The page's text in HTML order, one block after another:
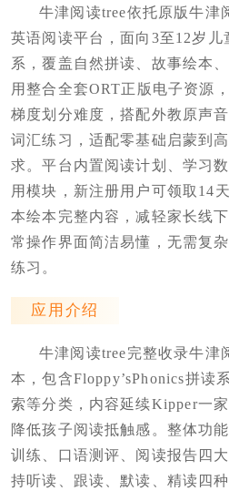
牛津阅读tree依托原版牛津
英语阅读平台，面向3至12岁
系，覆盖自然拼读、故事绘本
用整合全套ORT正版电子资源
梯度划分难度，搭配外教原声
词汇练习，适配零基础启蒙到
求。平台内置阅读计划、学习
用模块，新注册用户可领取14
本绘本完整内容，减轻家长线
常操作界面简洁易懂，无需复
练习。
应用介绍
牛津阅读tree完整收录牛津
本，包含Floppy’sPhonics拼读
索等分类，内容延续Kipper一
降低孩子阅读抵触感。整体功
训练、口语测评、阅读报告四
持听读、跟读、默读、精读四